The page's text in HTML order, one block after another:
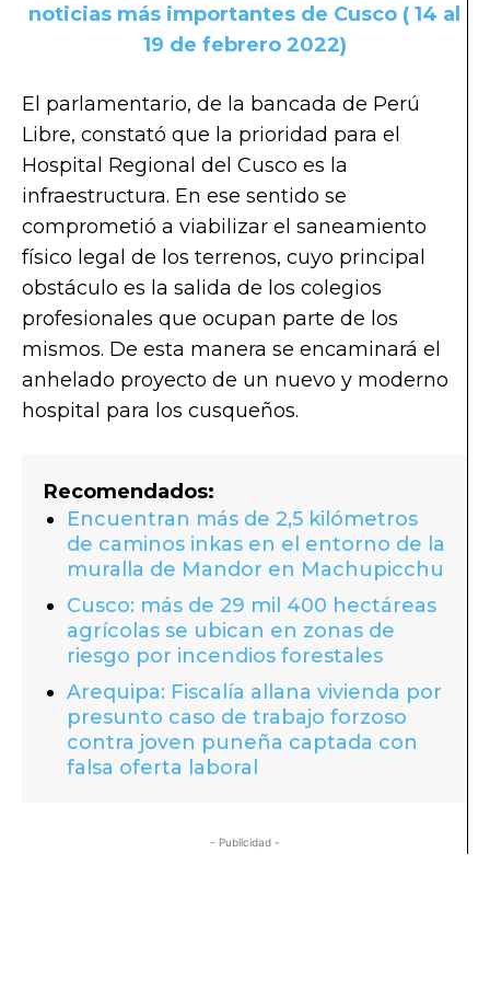
noticias más importantes de Cusco ( 14 al
19 de febrero 2022)
El parlamentario, de la bancada de Perú
Libre, constató que la prioridad para el
Hospital Regional del Cusco es la
infraestructura. En ese sentido se
comprometió a viabilizar el saneamiento
físico legal de los terrenos, cuyo principal
obstáculo es la salida de los colegios
profesionales que ocupan parte de los
mismos. De esta manera se encaminará el
anhelado proyecto de un nuevo y moderno
hospital para los cusqueños.
Recomendados:
Encuentran más de 2,5 kilómetros
de caminos inkas en el entorno de la
muralla de Mandor en Machupicchu
Cusco: más de 29 mil 400 hectáreas
agrícolas se ubican en zonas de
riesgo por incendios forestales
Arequipa: Fiscalía allana vivienda por
presunto caso de trabajo forzoso
contra joven puneña captada con
falsa oferta laboral
- Publicidad -